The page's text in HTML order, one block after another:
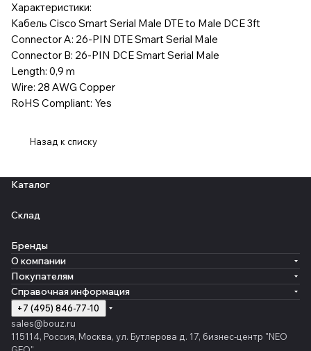
Характеристики:
Кабель Cisco Smart Serial Male DTE to Male DCE 3ft
Connector A: 26-PIN DTE Smart Serial Male
Connector B: 26-PIN DCE Smart Serial Male
Length: 0,9 m
Wire: 28 AWG Copper
RoHS Compliant: Yes
Назад к списку
Каталог
Склад
Бренды
О компании
Покупателям
Справочная информация
+7 (495) 846-77-10
sales@bouz.ru
115114, Россия, Москва, ул. Бутлерова д. 17, бизнес-центр "NEO